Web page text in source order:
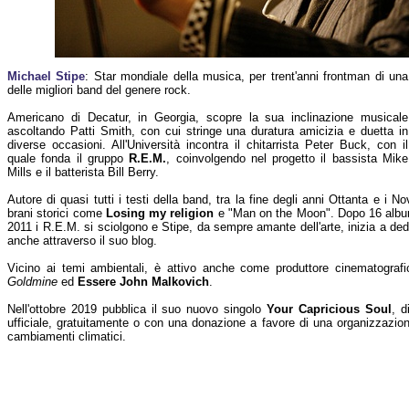
Michael Stipe: Star mondiale della musica, per trent'anni frontman di una
delle migliori band del genere rock.
Americano di Decatur, in Georgia, scopre la sua inclinazione musicale
ascoltando Patti Smith, con cui stringe una duratura amicizia e duetta in
diverse occasioni. All'Università incontra il chitarrista Peter Buck, con il
quale fonda il gruppo R.E.M., coinvolgendo nel progetto il bassista Mike
Mills e il batterista Bill Berry.
Autore di quasi tutti i testi della band, tra la fine degli anni Ottanta e i
brani storici come Losing my religion e "Man on the Moon". Dopo 16
2011 i R.E.M. si sciolgono e Stipe, da sempre amante dell'arte, inizia a
anche attraverso il suo blog.
Vicino ai temi ambientali, è attivo anche come produttore
Goldmine ed Essere John Malkovich.
Nell'ottobre 2019 pubblica il suo nuovo singoloYour Capricious Soul ,
ufficiale, gratuitamente o con una donazione a favore di una
cambiamenti climatici.